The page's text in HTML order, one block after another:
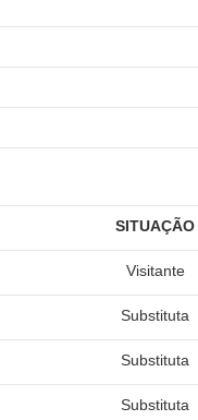
SITUAÇÃO
Visitante
Substituta
Substituta
Substituta